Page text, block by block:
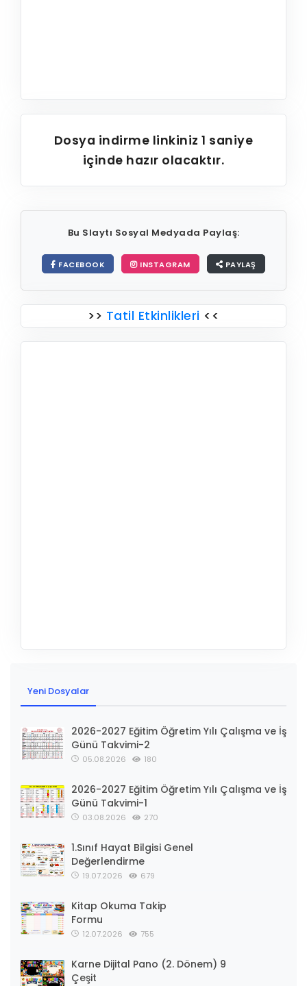
Dosya indirme linkiniz1 saniye
içinde hazır olacaktır.
Bu Slaytı Sosyal Medyada Paylaş:
FACEBOOK INSTAGRAM PAYLAŞ
>> Tatil Etkinlikleri <<
Yeni Dosyalar
2026-2027 Eğitim Öğretim Yılı Çalışma ve İş
Günü Takvimi-2
05.08.2026 180
2026-2027 Eğitim Öğretim Yılı Çalışma ve İş
Günü Takvimi-1
03.08.2026 270
1.Sınıf Hayat Bilgisi Genel
Değerlendirme
19.07.2026 679
Kitap Okuma Takip
Formu
12.07.2026 755
Karne Dijital Pano (2. Dönem) 9
Çeşit